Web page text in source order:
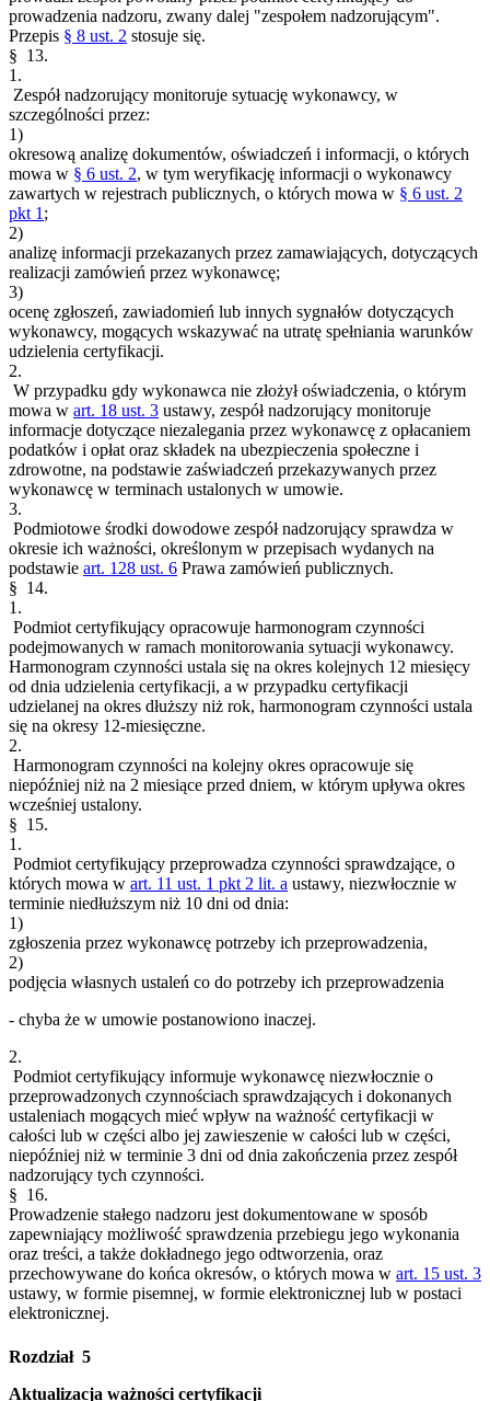
prowadzenia nadzoru, zwany dalej "zespołem nadzorującym".
Przepis § 8 ust. 2 stosuje się.
§ 13.
1.
Zespół nadzorujący monitoruje sytuację wykonawcy, w
szczególności przez:
1)
okresową analizę dokumentów, oświadczeń i informacji, o których
mowa w § 6 ust. 2, w tym weryfikację informacji o wykonawcy
zawartych w rejestrach publicznych, o których mowa w § 6 ust. 2
pkt 1 ;
2)
analizę informacji przekazanych przez zamawiających, dotyczących
realizacji zamówień przez wykonawcę;
3)
ocenę zgłoszeń, zawiadomień lub innych sygnałów dotyczących
wykonawcy, mogących wskazywać na utratę spełniania warunków
udzielenia certyfikacji.
2.
W przypadku gdy wykonawca nie złożył oświadczenia, o którym
mowa w art. 18 ust. 3 ustawy, zespół nadzorujący monitoruje
informacje dotyczące niezalegania przez wykonawcę z opłacaniem
podatków i opłat oraz składek na ubezpieczenia społeczne i
zdrowotne, na podstawie zaświadczeń przekazywanych przez
wykonawcę w terminach ustalonych w umowie.
3.
Podmiotowe środki dowodowe zespół nadzorujący sprawdza w
okresie ich ważności, określonym w przepisach wydanych na
podstawie art. 128 ust. 6 Prawa zamówień publicznych.
§ 14.
1.
Podmiot certyfikujący opracowuje harmonogram czynności
podejmowanych w ramach monitorowania sytuacji wykonawcy.
Harmonogram czynności ustala się na okres kolejnych 12 miesięcy
od dnia udzielenia certyfikacji, a w przypadku certyfikacji
udzielanej na okres dłuższy niż rok, harmonogram czynności ustala
się na okresy 12-miesięczne.
2.
Harmonogram czynności na kolejny okres opracowuje się
niepóźniej niż na 2 miesiące przed dniem, w którym upływa okres
wcześniej ustalony.
§ 15.
1.
Podmiot certyfikujący przeprowadza czynności sprawdzające, o
których mowa w art. 11 ust. 1 pkt 2 lit. a ustawy, niezwłocznie w
terminie niedłuższym niż 10 dni od dnia:
1)
zgłoszenia przez wykonawcę potrzeby ich przeprowadzenia,
2)
podjęcia własnych ustaleń co do potrzeby ich przeprowadzenia
- chyba że w umowie postanowiono inaczej.
2.
Podmiot certyfikujący informuje wykonawcę niezwłocznie o
przeprowadzonych czynnościach sprawdzających i dokonanych
ustaleniach mogących mieć wpływ na ważność certyfikacji w
całości lub w części albo jej zawieszenie w całości lub w części,
niepóźniej niż w terminie 3 dni od dnia zakończenia przez zespół
nadzorujący tych czynności.
§ 16.
Prowadzenie stałego nadzoru jest dokumentowane w sposób
zapewniający możliwość sprawdzenia przebiegu jego wykonania
oraz treści, a także dokładnego jego odtworzenia, oraz
przechowywane do końca okresów, o których mowa w art. 15 ust. 3
ustawy, w formie pisemnej, w formie elektronicznej lub w postaci
elektronicznej.
Rozdział 5
Aktualizacja ważności certyfikacji